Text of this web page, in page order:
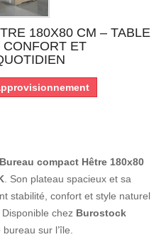
180X80 CM – TABLE
ET
Bureau compact Hêtre 180x80
. Son plateau spacieux et sa
stabilité, confort et style naturel
chez Burostock
sur l’île.